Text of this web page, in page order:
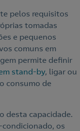
pelos requisitos
tomadas
e pequenos
comuns em
permite definir
stand-by, ligar ou
consumo de
desta capacidade.
os